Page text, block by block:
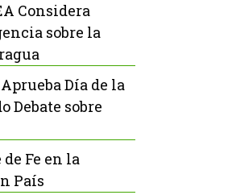
Considera
sobre la
Día de la
Debate sobre
Fe en la
País